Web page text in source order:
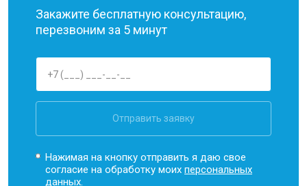
Закажите бесплатную консультацию,
перезвоним за 5 минут
Отправить заявку
Нажимая на кнопку отправить я даю свое
согласие на обработку моихперсональных
данных.